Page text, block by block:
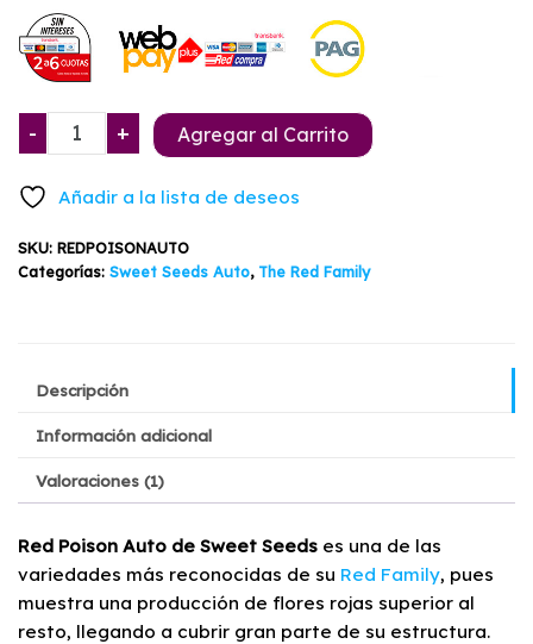
de un
cliente
precio
original
era:
$29.900.
precio
actual
es:
$26.500.
-
Red
Poison
Sweet
Seeds
3+1
+ Agregar al Carrito
Añadir a la lista de deseos
SKU: REDPOISONAUTO
Categorías: Sweet Seeds Auto, The Red Family
Descripción
Información adicional
Valoraciones (1)
Red Poison Auto de Sweet Seeds es una de las
variedades más reconocidas de su Red Family, pues
muestra una producción de flores rojas superior al
resto, llegando a cubrir gran parte de su estructura.